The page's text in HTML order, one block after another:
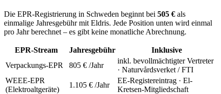
Die EPR-Registrierung in Schweden beginnt bei 505 € als
einmalige Jahresgebühr mit Eldris. Jede Position unten wird einmal
pro Jahr berechnet – es gibt keine monatliche Abrechnung.
EPR-Stream Jahresgebühr
Inklusive
Verpackungs-EPR
805 € /Jahr
inkl. bevollmächtigter Vertreter
· Naturvårdsverket / FTI
WEEE-EPR
(Elektroaltgeräte)
1.105 € /Jahr
EE-Registereintrag · El-
Kretsen-Mitgliedschaft